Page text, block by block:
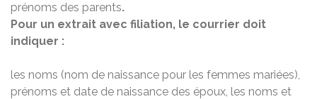
prénoms des parents.
Pour un extrait avec filiation, le courrier doit
indiquer :
les noms (nom de naissance pour les femmes mariées),
prénoms et date de naissance des époux, les noms et